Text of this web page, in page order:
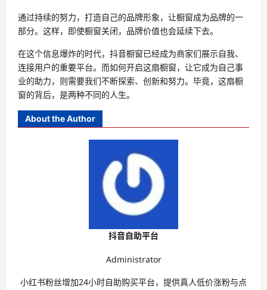
通过持续的努力，打造自己的品牌形象，让橱窗成为品牌的一
部分。这样，即使橱窗关闭，品牌价值也会延续下去。
在这个信息爆炸的时代，抖音橱窗已经成为商家们展示自我、
连接用户的重要平台。而如何开启这扇橱窗，让它成为自己事
业的助力，则需要我们不断探索、创新和努力。毕竟，这扇橱
窗的背后，是两种不同的人生。
About the Author
抖音自助平台
Administrator
小红书粉丝增加24小时自助购买平台，提供真人低价涨粉与点